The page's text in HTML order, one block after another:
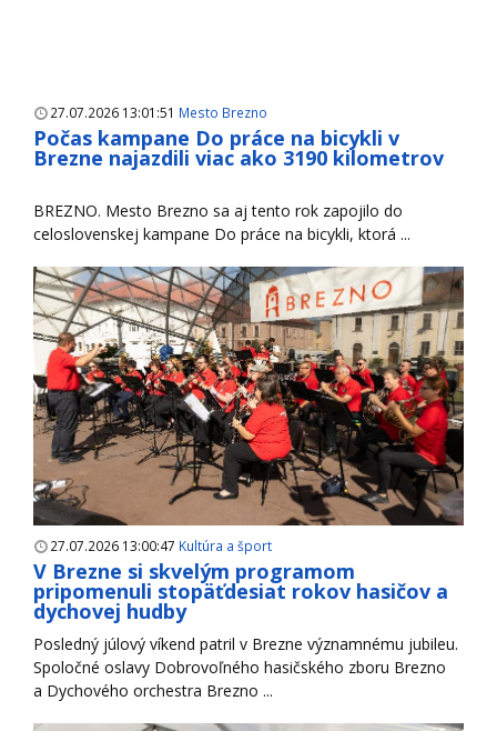
27.07.2026 13:01:51 Mesto Brezno
Počas kampane Do práce na bicykli v
Brezne najazdili viac ako 3190 kilometrov
BREZNO. Mesto Brezno sa aj tento rok zapojilo do
celoslovenskej kampane Do práce na bicykli, ktorá ...
27.07.2026 13:00:47 Kultúra a šport
V Brezne si skvelým programom
pripomenuli stopäťdesiat rokov hasičov a
dychovej hudby
Posledný júlový víkend patril v Brezne významnému jubileu.
Spoločné oslavy Dobrovoľného hasičského zboru Brezno
a Dychového orchestra Brezno ...